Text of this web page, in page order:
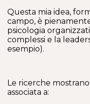
Questa mia idea,
campo, è
psicologia
complessi e la
esempio).
Le ricerche
associata a: